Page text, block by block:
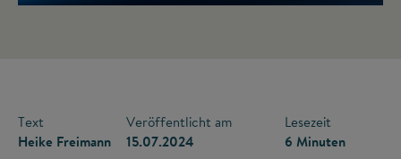
Text
Heike Freimann
Veröffentlicht am
15.07.2024
Lesezeit
6 Minuten